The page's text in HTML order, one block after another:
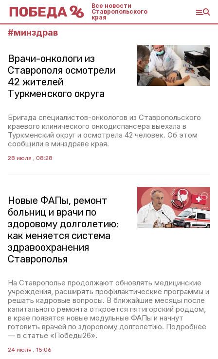
Все новости
Ставропольского
края
#минздрав
Врачи-онкологи из
Ставрополя осмотрели
42 жителей
Туркменского округа
Бригада специалистов-онкологов из Ставропольского
краевого клинического онкодиспансера выехала в
Туркменский округ и осмотрела 42 человек. Об этом
сообщили в минздраве края.
28 июля , 08:28
Новые ФАПы, ремонт
больниц и врачи по
здоровому долголетию:
как меняется система
здравоохранения
Ставрополья
На Ставрополье продолжают обновлять медицинские
учреждения, расширять профилактические программы и
решать кадровые вопросы. В ближайшие месяцы после
капитального ремонта откроется пятигорский роддом,
в крае появятся новые модульные ФАПы и начнут
готовить врачей по здоровому долголетию. Подробнее
— в статье «Победы26».
24 июля , 15:06